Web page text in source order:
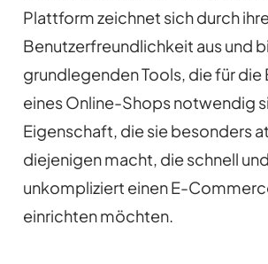
Plattform zeichnet sich durch
Benutzerfreundlichkeit aus und
grundlegenden Tools, die für die
eines Online-Shops notwendig
Eigenschaft, die sie besonders
diejenigen macht, die schnell und
unkompliziert einen E-
einrichten möchten.